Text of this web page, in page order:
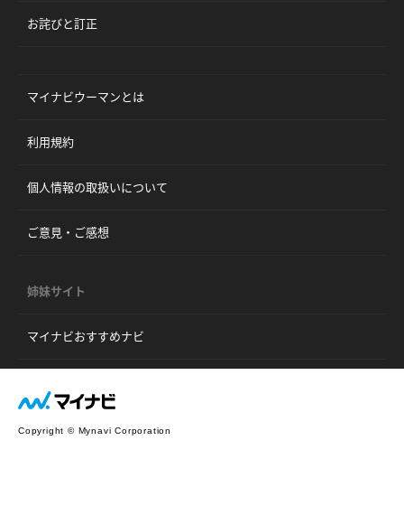
お詫びと訂正
マイナビウーマンとは
利用規約
個人情報の取扱いについて
ご意見・ご感想
姉妹サイト
マイナビおすすめナビ
Copyright © Mynavi Corporation